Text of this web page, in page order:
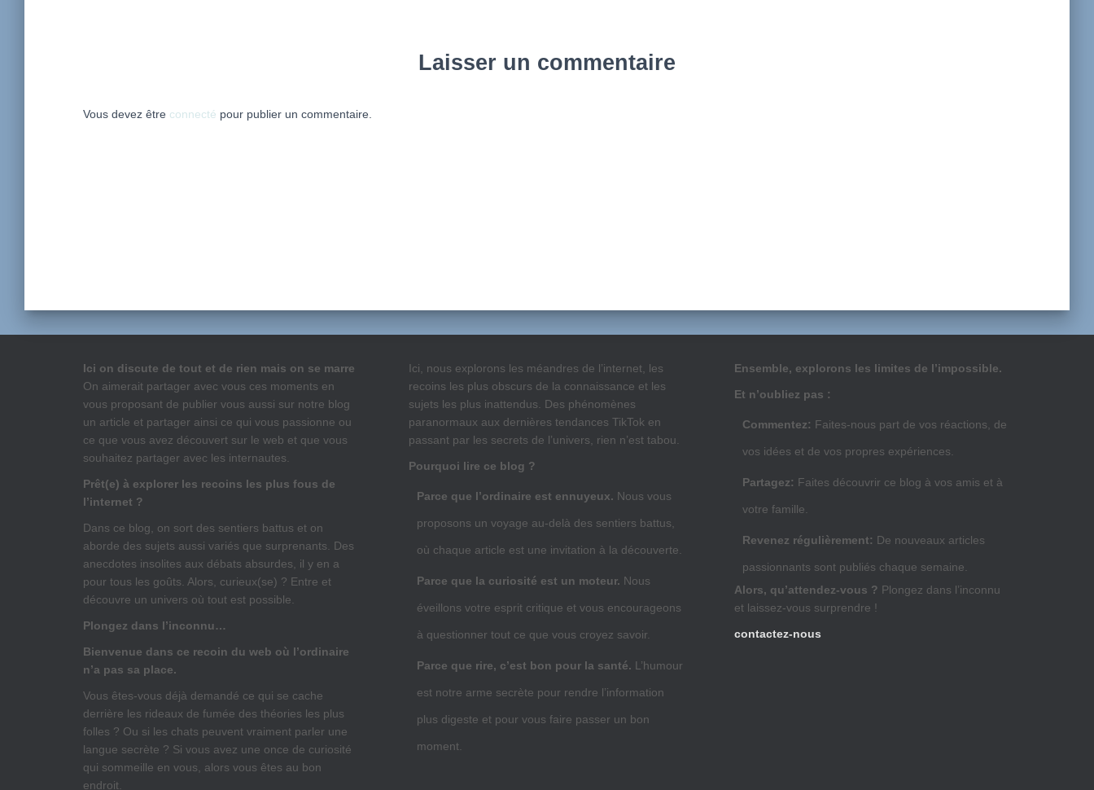
Laisser un commentaire
Vous devez être connecté pour publier un commentaire.
Ici on discute de tout et de rien mais on se marre
On aimerait partager avec vous ces moments en
vous proposant de publier vous aussi sur notre blog
un article et partager ainsi ce qui vous passionne ou
ce que vous avez découvert sur le web et que vous
souhaitez partager avec les internautes.
Prêt(e) à explorer les recoins les plus fous de
l’internet ?
Dans ce blog, on sort des sentiers battus et on
aborde des sujets aussi variés que surprenants. Des
anecdotes insolites aux débats absurdes, il y en a
pour tous les goûts. Alors, curieux(se) ? Entre et
découvre un univers où tout est possible.
Plongez dans l’inconnu…
Bienvenue dans ce recoin du web où l’ordinaire
n’a pas sa place.
Vous êtes-vous déjà demandé ce qui se cache
derrière les rideaux de fumée des théories les plus
folles ? Ou si les chats peuvent vraiment parler une
langue secrète ? Si vous avez une once de curiosité
qui sommeille en vous, alors vous êtes au bon
endroit.
Ici, nous explorons les méandres de l’internet, les
recoins les plus obscurs de la connaissance et les
sujets les plus inattendus. Des phénomènes
paranormaux aux dernières tendances TikTok en
passant par les secrets de l’univers, rien n’est tabou.
Pourquoi lire ce blog ?
Parce que l’ordinaire est ennuyeux. Nous vous
proposons un voyage au-delà des sentiers battus,
où chaque article est une invitation à la découverte.
Parce que la curiosité est un moteur. Nous
éveillons votre esprit critique et vous encourageons
à questionner tout ce que vous croyez savoir.
Parce que rire, c’est bon pour la santé. L’humour
est notre arme secrète pour rendre l’information
plus digeste et pour vous faire passer un bon
moment.
Ensemble, explorons les limites de l’impossible.
Et n’oubliez pas :
Commentez: Faites-nous part de vos réactions, de
vos idées et de vos propres expériences.
Partagez: Faites découvrir ce blog à vos amis et à
votre famille.
Revenez régulièrement: De nouveaux articles
passionnants sont publiés chaque semaine.
Alors, qu’attendez-vous ? Plongez dans l’inconnu
et laissez-vous surprendre !
contactez-nous